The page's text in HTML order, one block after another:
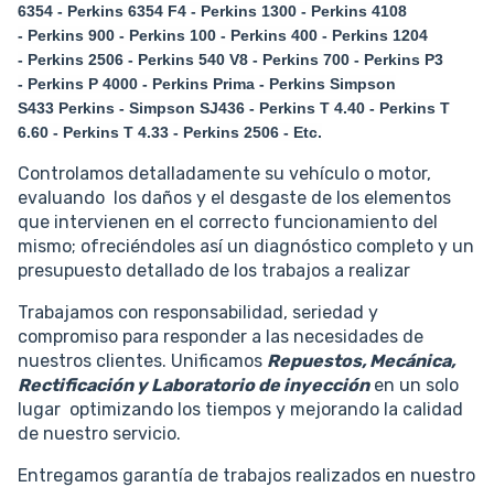
6354 - Perkins 6354 F4 - Perkins 1300 - Perkins 4108
- Perkins 900 - Perkins 100 - Perkins 400 - Perkins 1204
- Perkins 2506 - Perkins 540 V8 - Perkins 700 - Perkins P3
- Perkins P 4000 - Perkins Prima - Perkins Simpson
S433 Perkins - Simpson SJ436 - Perkins T 4.40 - Perkins T
6.60 - Perkins T 4.33 - Perkins 2506 - Etc.
Controlamos detalladamente su vehículo o motor,
evaluando los daños y el desgaste de los elementos
que intervienen en el correcto funcionamiento del
mismo; ofreciéndoles así un diagnóstico completo y un
presupuesto detallado de los trabajos a realizar
Trabajamos con responsabilidad, seriedad y
compromiso para responder a las necesidades de
nuestros clientes. Unificamos Repuestos, Mecánica,
Rectificación y Laboratorio de inyecciónen un solo
lugar optimizando los tiempos y mejorando la calidad
de nuestro servicio.
Entregamos garantía de trabajos realizados en nuestro